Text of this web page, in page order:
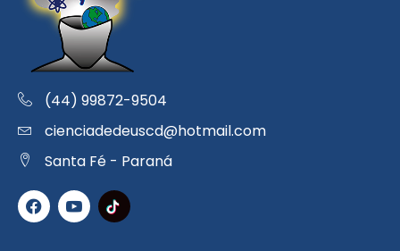
(44) 99872-9504
cienciadedeuscd@hotmail.com
Santa Fé - Paraná